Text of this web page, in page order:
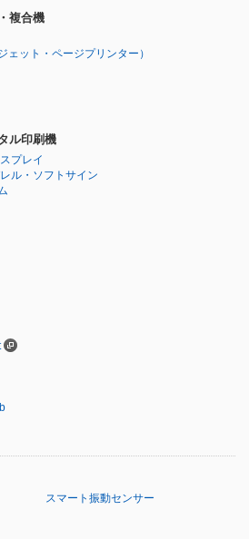
複合機
ェット・ページプリンター）
ル印刷機
プレイ
ル・ソフトサイン
スマート振動センサー